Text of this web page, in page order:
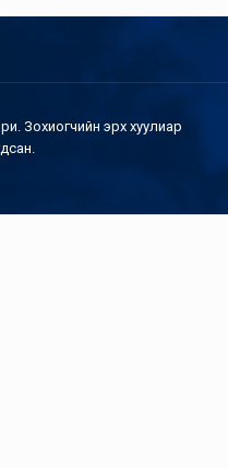
Зохиогчийн эрх хуулиар